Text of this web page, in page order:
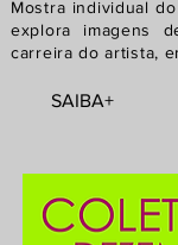
Mostra individual
explora imagens
carreira do artista,
SAIBA+